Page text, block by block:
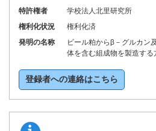
特許権者
学校法人北里研究所
権利化状況
権利化済
発明の名称
ビール粕からβ－グルカン
体を含む組成物を製造する
登録者への連絡はこちら